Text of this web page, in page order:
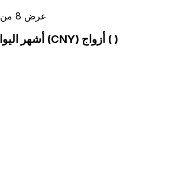
عرض 8 من أزواج العملات الشائعة
أشهر اليوان الرينمنبي الصيني (CNY) أزواج ( )